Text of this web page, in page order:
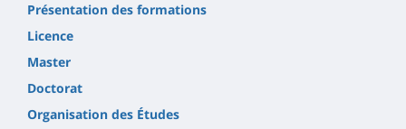
Présentation des formations
Licence
Master
Doctorat
Organisation des Études